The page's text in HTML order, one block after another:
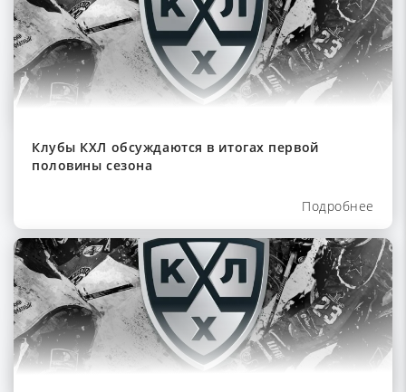
Клубы КХЛ обсуждаются в итогах первой
половины сезона
Подробнее